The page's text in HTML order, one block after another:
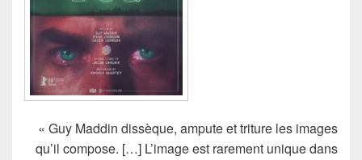
« Guy Maddin dissèque, ampute et triture les images
qu’il compose. […] L’image est rarement unique dans